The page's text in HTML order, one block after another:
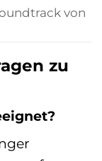
von
zu